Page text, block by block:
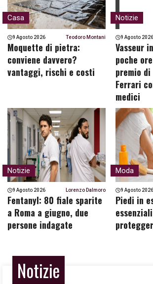
Casa
9 Agosto 2026 Teodoro Montani
Moquette di pietra:
conviene davvero?
vantaggi, rischi e costi
Notizie
9 Agosto 2026
Vasseur
poche
premio
Ferrari
medici
Notizie
9 Agosto 2026 Lorenzo Dalmoro
Fentanyl: 80 fiale sparite
a Roma a giugno, due
persone indagate
Moda
9 Agosto 2026
Piedi in
Notizie